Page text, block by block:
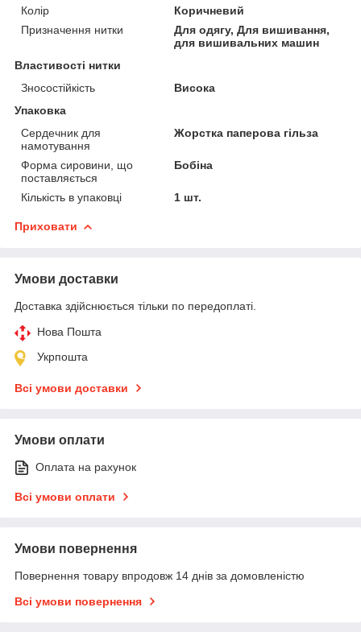
Колір
Коричневий
Призначення нитки
Для одягу, Для вишивання,
для вишивальних машин
Властивості нитки
Зносостійкість
Висока
Упаковка
Сердечник для
намотування
Жорстка паперова гільза
Форма сировини, що
поставляється
Бобіна
Кількість в упаковці 1 шт.
Приховати
Умови доставки
Доставка здійснюється тільки по передоплаті.
Нова Пошта
Укрпошта
Всі умови доставки
Умови оплати
Оплата на рахунок
Всі умови оплати
Умови повернення
Повернення товару впродовж 14 днів за домовленістю
Всі умови повернення